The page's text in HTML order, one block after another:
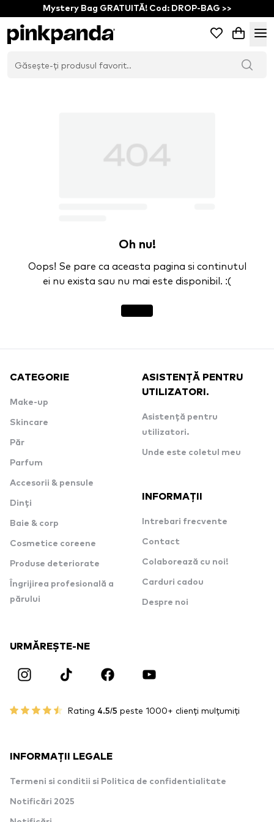
Mystery Bag GRATUITĂ! Cod: DROP-BAG >>
Oh nu!
Oops! Se pare ca aceasta pagina si continutul
ei nu exista sau nu mai este disponibil. :(
CATEGORIE
Make-up
Skincare
Păr
Parfum
Accesorii & pensule
Dinți
Baie & corp
Cosmetice coreene
Produse deteriorate
Îngrijirea profesională a
părului
ASISTENȚĂ PENTRU
UTILIZATORI.
Asistență pentru
utilizatori.
Unde este coletul meu
INFORMAȚII
Intrebari frecvente
Contact
Colaborează cu noi!
Carduri cadou
Despre noi
URMĂREȘTE-NE
Rating 4.5/5 peste 1000+ clienți mulțumiți
INFORMAȚII LEGALE
Termeni si conditii si Politica de confidentialitate
Notificări 2025